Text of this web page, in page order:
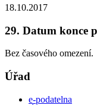
18.10.2017
29. Datum konce
Bez časového omezení.
Úřad
e-podatelna